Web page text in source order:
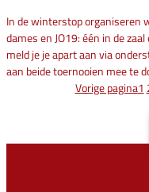
In de winterstop organiseren
dames en JO19: één in de
meld je je apart aan via
aan beide toernooien mee te
Vorige pagina1